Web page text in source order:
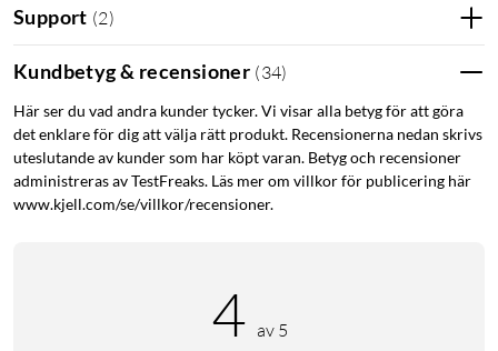
Support (2)
Kundbetyg & recensioner (34)
Här ser du vad andra kunder tycker. Vi visar alla betyg för att göra
det enklare för dig att välja rätt produkt. Recensionerna nedan skrivs
uteslutande av kunder som har köpt varan. Betyg och recensioner
administreras av TestFreaks. Läs mer om villkor för publicering här
www.kjell.com/se/villkor/recensioner.
4 av 5